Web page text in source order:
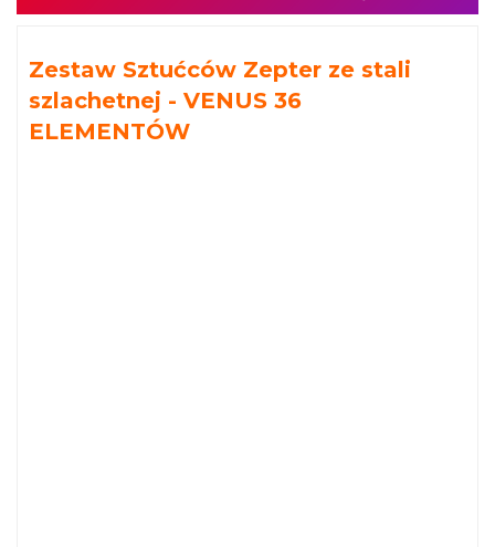
Zestaw Sztućców Zepter ze stali
szlachetnej - VENUS 36
ELEMENTÓW